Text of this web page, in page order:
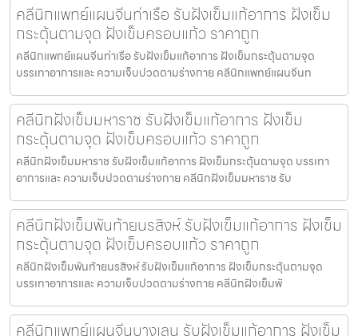
คลีนิกแพทย์แผนจีนท่าเรือ รับฝังเข็มแก้อาการ ฝังเข็ม
กระตุ้นตามจุด ฝังเข็มครอบแก้ว ราคาถูก
คลีนิกแพทย์แผนจีนท่าเรือ รับฝังเข็มแก้อาการ ฝังเข็มกระตุ้นตามจุด
บรรเทาอาการและ ความเจ็บปวดตามร่างกาย คลีนิกแพทย์แผนจีนท
คลีนิกฝังเข็มมหาราช รับฝังเข็มแก้อาการ ฝังเข็ม
กระตุ้นตามจุด ฝังเข็มครอบแก้ว ราคาถูก
คลีนิกฝังเข็มมหาราช รับฝังเข็มแก้อาการ ฝังเข็มกระตุ้นตามจุด บรรเทา
อาการและ ความเจ็บปวดตามร่างกาย คลีนิกฝังเข็มมหาราช รับ
คลีนิกฝังเข็มพันท้ายนรสิงห์ รับฝังเข็มแก้อาการ ฝังเข็ม
กระตุ้นตามจุด ฝังเข็มครอบแก้ว ราคาถูก
คลีนิกฝังเข็มพันท้ายนรสิงห์ รับฝังเข็มแก้อาการ ฝังเข็มกระตุ้นตามจุด
บรรเทาอาการและ ความเจ็บปวดตามร่างกาย คลีนิกฝังเข็มพั
คลีนิกแพทย์แผนจีนบางเลน รับฝังเข็มแก้อาการ ฝังเข็ม